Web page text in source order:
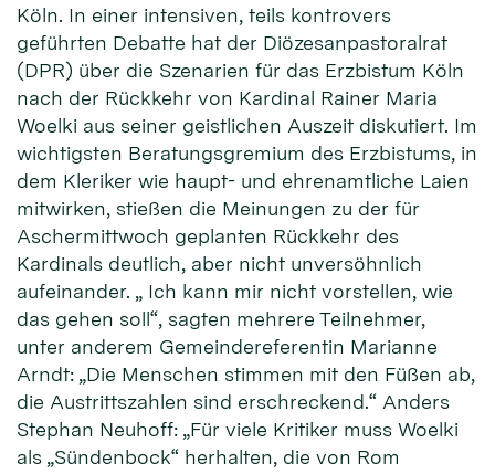
Köln. In einer intensiven, teils kontrovers
geführten Debatte hat der Diözesanpastoralrat
(DPR) über die Szenarien für das Erzbistum Köln
nach der Rückkehr von Kardinal Rainer Maria
Woelki aus seiner geistlichen Auszeit diskutiert. Im
wichtigsten Beratungsgremium des Erzbistums, in
dem Kleriker wie haupt- und ehrenamtliche Laien
mitwirken, stießen die Meinungen zu der für
Aschermittwoch geplanten Rückkehr des
Kardinals deutlich, aber nicht unversöhnlich
aufeinander. „ Ich kann mir nicht vorstellen, wie
das gehen soll“, sagten mehrere Teilnehmer,
unter anderem Gemeindereferentin Marianne
Arndt: „Die Menschen stimmen mit den Füßen ab,
die Austrittszahlen sind erschreckend.“ Anders
Stephan Neuhoff: „Für viele Kritiker muss Woelki
als „Sündenbock“ herhalten, die von Rom